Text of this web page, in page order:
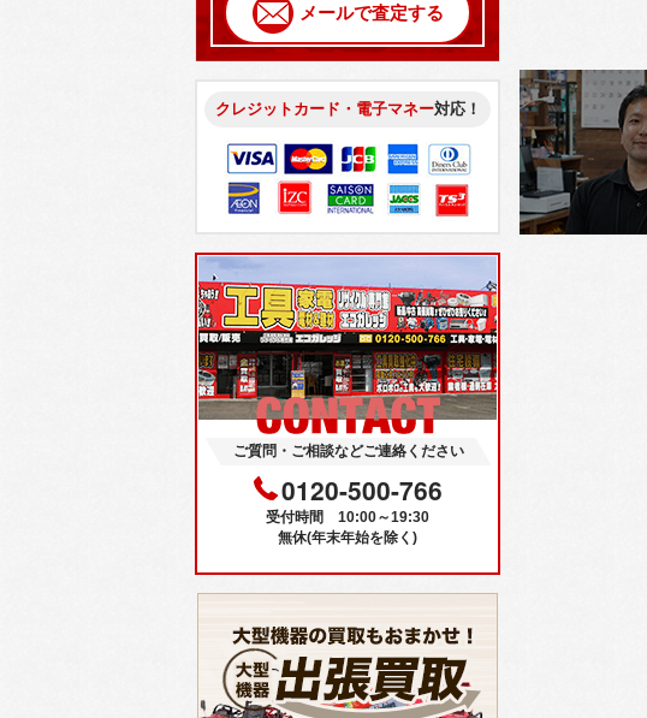
メールで査定する
クレジットカード・電子マネー対応！
ご質問・ご相談などご連絡ください
0120-500-766
受付時間 10:00～19:30
無休(年末年始を除く)